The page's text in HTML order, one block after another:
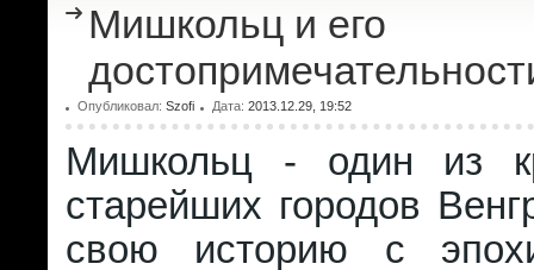
Мишкольц и его
Опубликовал: Szofi Дата: 2013.12.29, 19:52
Мишкольц - один из
старейших городов
свою историю с